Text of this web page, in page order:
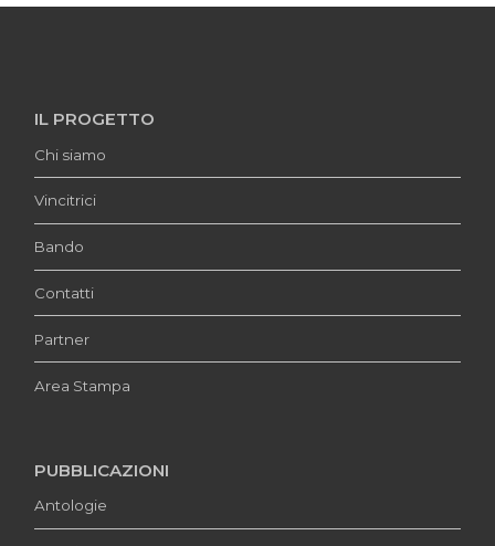
IL PROGETTO
Chi siamo
Vincitrici
Bando
Contatti
Partner
Area Stampa
PUBBLICAZIONI
Antologie